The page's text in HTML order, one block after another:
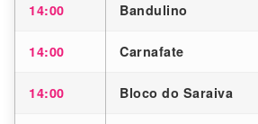
14:00 Bandulino
14:00 Carnafate
14:00 Bloco do Saraiva